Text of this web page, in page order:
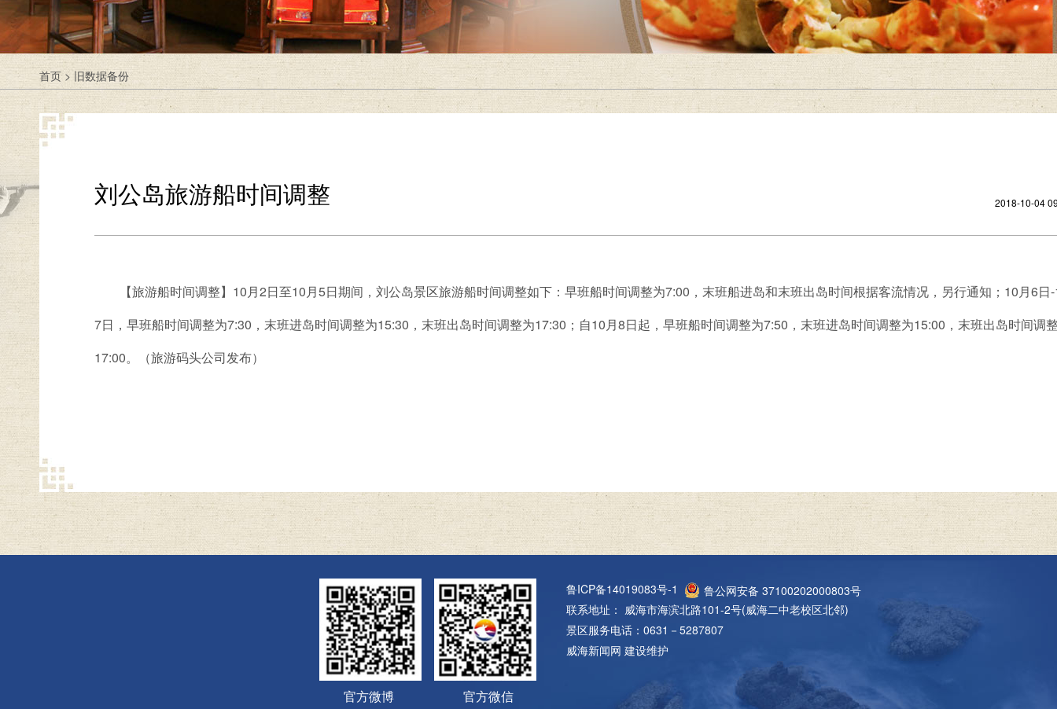
首页> 旧数据备份
刘公岛旅游船时间调整 2018-10-04
【旅游船时间调整】10月2日至10月5日期间，刘公岛景区旅游船时间调整如下：早班船时间调整为7:00，末班船进岛和末班出岛时间根据客流情况，另行通知；10月6日
7日，早班船时间调整为7:30，末班进岛时间调整为15:30，末班出岛时间调整为17:30；自10月8日起，早班船时间调整为7:50，末班进岛时间调整为15:00，末班出岛时间调
17:00。（旅游码头公司发布）
官方微博 官方微信
鲁ICP备14019083号-1
鲁公网安备 37100202000803号
联系地址： 威海市海滨北路101-2号(威海二中老校区北邻)
景区服务电话：0631－5287807
威海新闻网 建设维护